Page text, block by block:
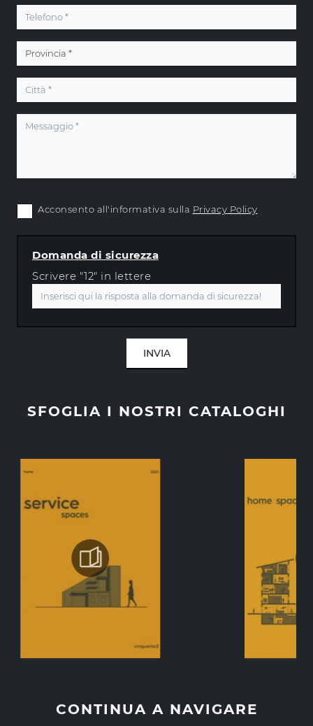
SFOGLIA I NOSTRI CATALOGHI
CONTINUA A NAVIGARE
Acconsento all'informativa sulla Privacy Policy
Domanda di sicurezza
Scrivere "12" in lettere
INVIA